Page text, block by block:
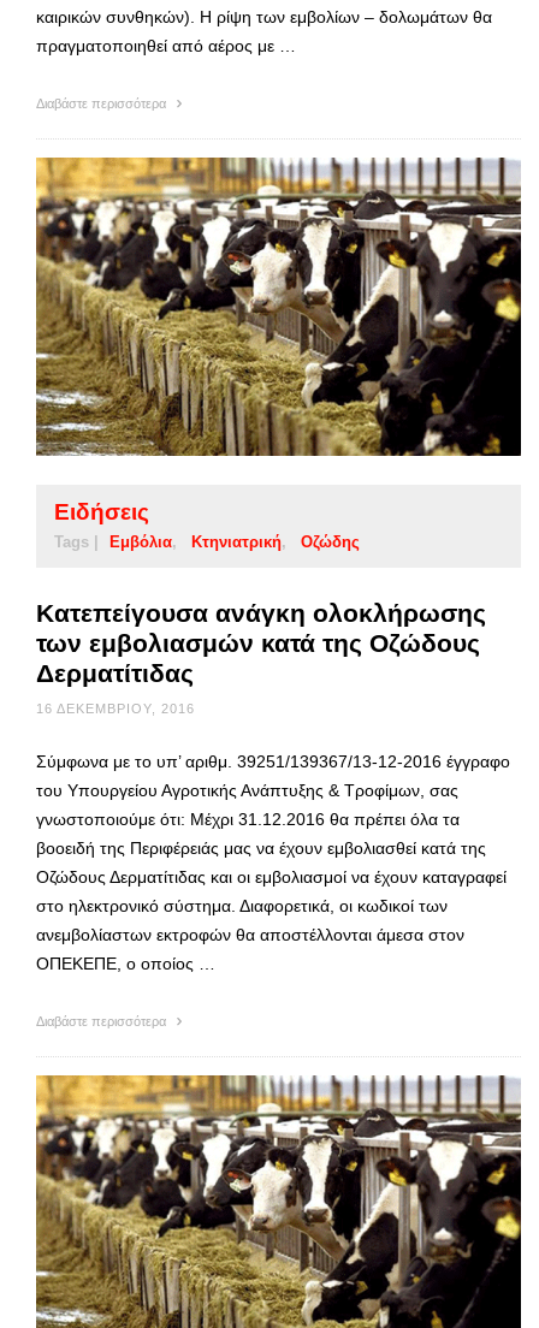
καιρικών συνθηκών). Η ρίψη των εμβολίων – δολωμάτων θα
πραγματοποιηθεί από αέρος με …
Διαβάστε περισσότερα
Ειδήσεις
Tags | Εμβόλια Κτηνιατρική Οζώδης
Κατεπείγουσα ανάγκη ολοκλήρωσης
των εμβολιασμών κατά της Οζώδους
Δερματίτιδας
16 ΔΕΚΕΜΒΡΊΟΥ, 2016
Σύμφωνα με το υπ’ αριθμ. 39251/139367/13-12-2016 έγγραφο
του Υπουργείου Αγροτικής Ανάπτυξης & Τροφίμων, σας
γνωστοποιούμε ότι: Μέχρι 31.12.2016 θα πρέπει όλα τα
βοοειδή της Περιφέρειάς μας να έχουν εμβολιασθεί κατά της
Οζώδους Δερματίτιδας και οι εμβολιασμοί να έχουν καταγραφεί
στο ηλεκτρονικό σύστημα. Διαφορετικά, οι κωδικοί των
ανεμβολίαστων εκτροφών θα αποστέλλονται άμεσα στον
ΟΠΕΚΕΠΕ, ο οποίος …
Διαβάστε περισσότερα